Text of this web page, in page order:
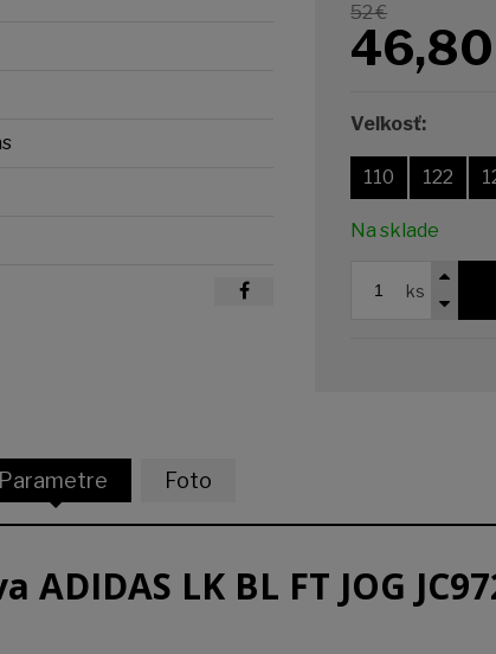
52 €
46,80
Veľkosť:
110 122
Na sklade
ks
Parametre Foto
LK BL FT JOG